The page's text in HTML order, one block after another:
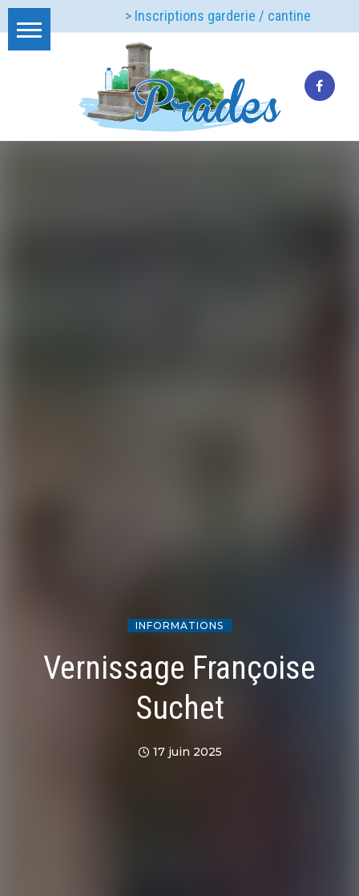
> Inscriptions garderie / cantine
INFORMATIONS
Vernissage Françoise
Suchet
17 juin 2025